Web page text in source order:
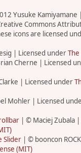
Yusuke Kamiyamane
Commons
icons are licensed
| Licensed under
Cherne | Licensed
| Licensed under
Mohler | Licensed
| © Maciej Zubala
Slider | © booncon
(MIT)